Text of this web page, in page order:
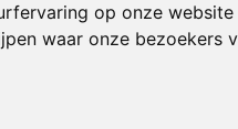
op onze
waar onze bezoekers